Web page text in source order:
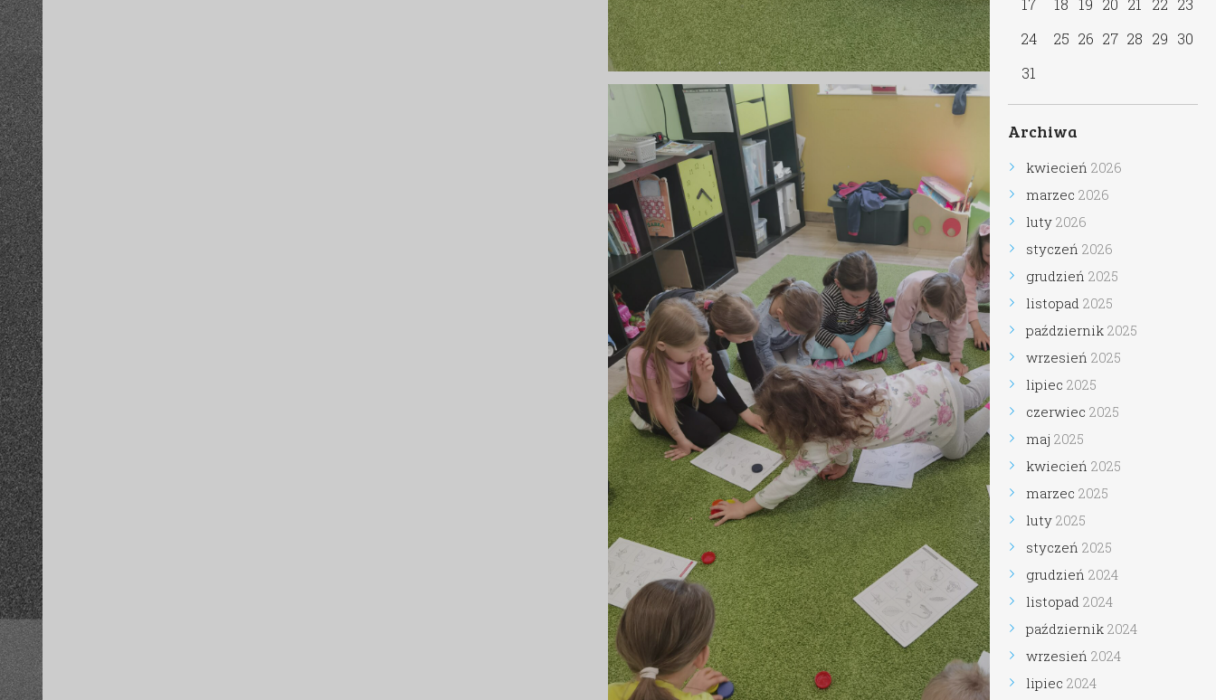
17
18 19 20 21 22 23
24
25 26 27 28 29 30
31
Archiwa
kwiecień 2026
marzec 2026
luty 2026
styczeń 2026
grudzień 2025
listopad 2025
październik 2025
wrzesień 2025
lipiec 2025
czerwiec 2025
maj 2025
kwiecień 2025
marzec 2025
luty 2025
styczeń 2025
grudzień 2024
listopad 2024
październik 2024
wrzesień 2024
lipiec 2024